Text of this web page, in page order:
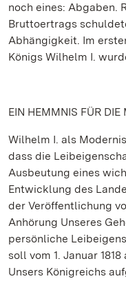
noch eines: Abgaben.
Bruttoertrags
Abhängigkeit. Im
Königs Wilhelm I.
EIN HEMMNIS FÜR DIE
Wilhelm I. als
dass die
Ausbeutung eines
Entwicklung des
der Veröffentlichung
Anhörung Unseres
persönliche
soll vom 1. Januar
Unsers Königreichs